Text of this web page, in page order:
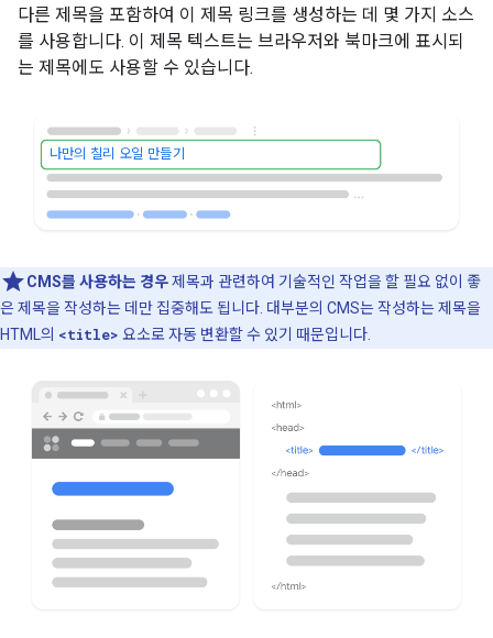
다른 제목을 포함하여 이 제목 링크를 생성하는 데 몇 가지 소스
를 사용합니다. 이 제목 텍스트는 브라우저와 북마크에 표시되
는 제목에도 사용할 수 있습니다.
나만의 칠리 오일 만들기
CMS를 사용하는 경우제목과 관련하여 기술적인 작업을 할 필요 없이 좋
은 제목을 작성하는 데만 집중해도 됩니다. 대부분의 CMS는 작성하는 제목을
HTML의 <title> 요소로 자동 변환할 수 있기 때문입니다.